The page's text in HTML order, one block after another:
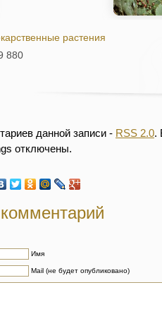
растения
880
данной записи - RSS 2.0.
отключены.
Имя
Mail (не будет опубликовано)